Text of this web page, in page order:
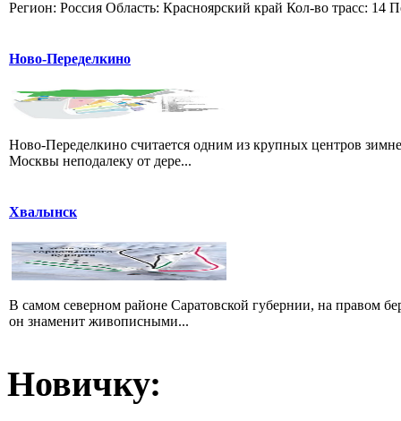
Регион: Россия Область: Красноярский край Кол-во трасс:
Ново-Переделкино
Ново-Переделкино считается одним из крупных центров
Москвы неподалеку от дере...
Хвалынск
В самом северном районе Саратовской губернии, на правом
он знаменит живописными...
Новичку: